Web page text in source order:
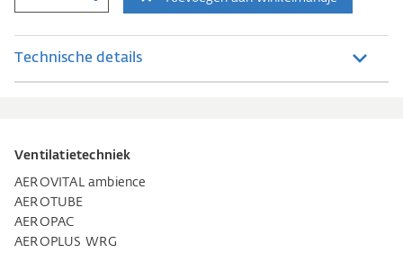
Technische details
Ventilatietechniek
AEROVITAL ambience
AEROTUBE
AEROPAC
AEROPLUS WRG